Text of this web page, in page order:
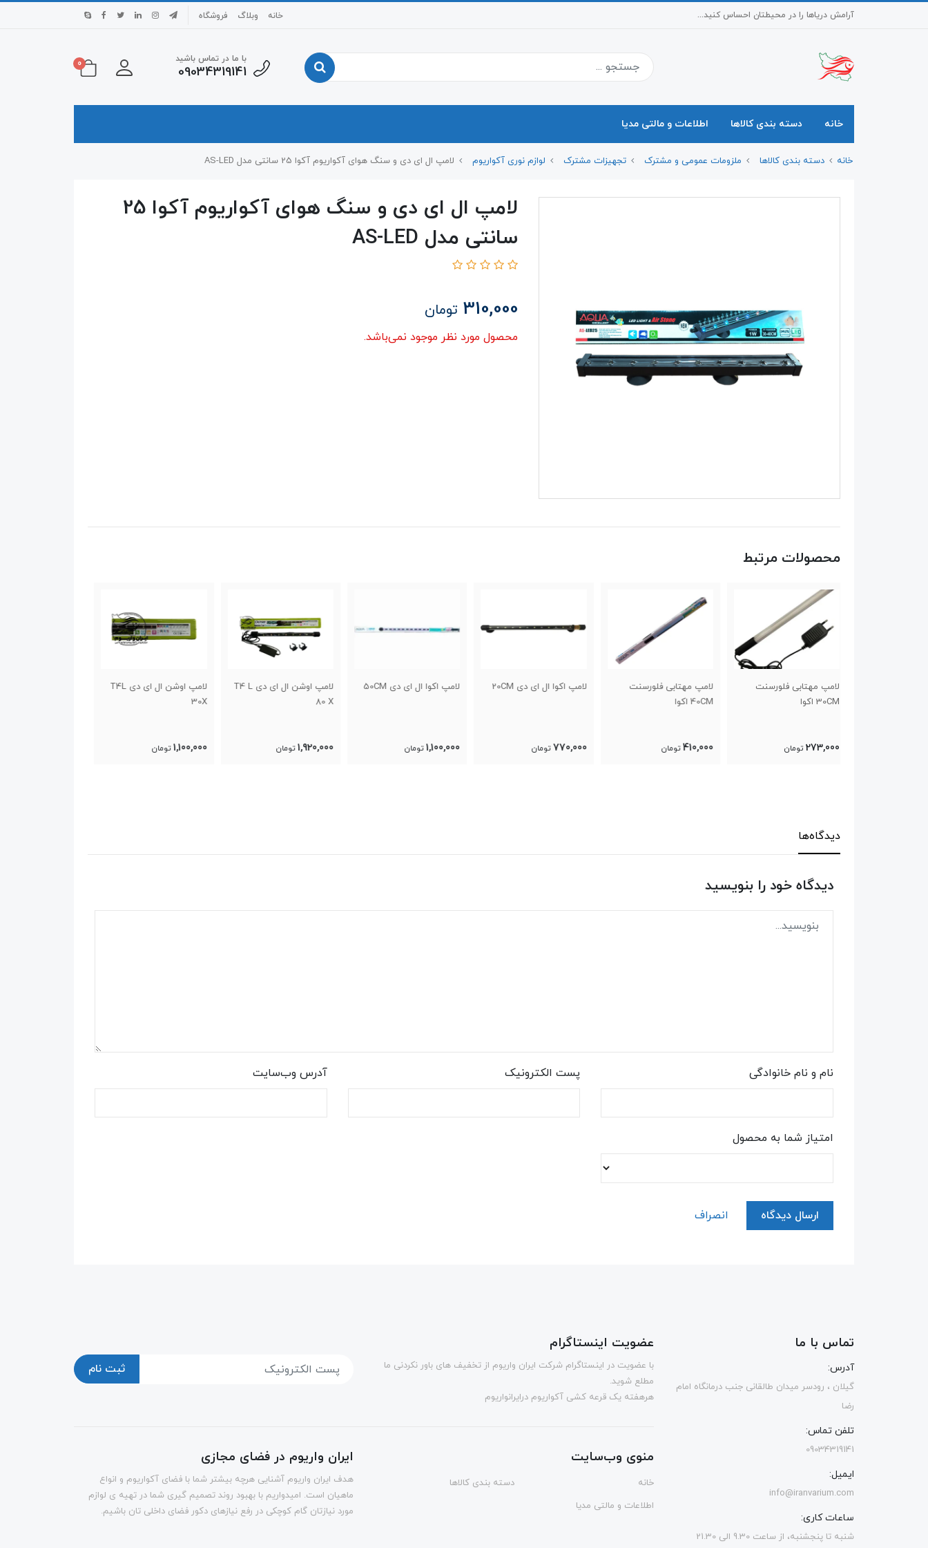
آرامش دریاها را در محیطتان احساس کنید... خانه وبلاگ فروشگاه
با ما در تماس باشید
09034319141
0
خانه دسته بندی کالاها اطلاعات و مالتی مدیا
خانه دسته بندی کالاها ملزومات عمومی و مشترک تجهیزات مشترک لوازم نوری آکواریوم لامپ ال ای دی و سنگ هوای آکواریوم آکوا 25 سانتی مدل AS-LED
لامپ ال ای دی و سنگ هوای آکواریوم آکوا 25
سانتی مدل AS-LED
310,000 تومان
محصول مورد نظر موجود نمی‌باشد.
محصولات مرتبط
لامپ مهتابی فلورسنت
40CM اکوا
410,000 تومان
لامپ اکوا ال ای دی 20CM
770,000 تومان
لامپ اکوا ال ای دی 50CM
1,100,000 تومان
لامپ اوشن ال ای دی T4 L
1,920,000 تومان
لامپ اوشن ال ای دی T4L
30X
1,100,000 تومان
لامپ آکوا اکواریوم LED 5R
100
6,099,998 تومان
دیدگاه‌ها
دیدگاه خود را بنویسید
نام و نام خانوادگی پست الکترونیک آدرس وب‌سایت
امتیاز شما به محصول
ارسال دیدگاه انصراف
تماس با ما
آدرس:
گیلان ، رودسر میدان طالقانی جنب درمانگاه امام
رضا
تلفن تماس:
09034319141
ایمیل:
info@iranvarium.com
ساعات کاری:
شنبه تا پنجشنبه، از ساعت 9.30 الی 21.30
عضویت اینستاگرام
با عضویت در اینستاگرام شرکت ایران واریوم از تخفیف های باور نکردنی ما
مطلع شوید.
هرهفته یک قرعه کشی آکواریوم درایرانواریوم
ثبت نام
منوی وب‌سایت
خانه
دسته بندی کالاها
اطلاعات و مالتی مدیا
ایران واریوم در فضای مجازی
هدف ایران واریوم آشنایی هرچه بیشتر شما با فضای آکواریوم و انواع
ماهیان است. امیدواریم با بهبود روند تصمیم گیری شما در تهیه ی لوازم
مورد نیازتان گام کوچکی در رفع نیازهای دکور فضای داخلی تان باشیم.